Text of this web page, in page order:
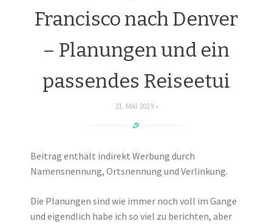
Francisco nach Denver
– Planungen und ein
passendes Reiseetui
21. MAI 2019
Beitrag enthält indirekt Werbung durch
Namensnennung, Ortsnennung und Verlinkung.
Die Planungen sind wie immer noch voll im Gange
und eigendlich habe ich so viel zu berichten, aber